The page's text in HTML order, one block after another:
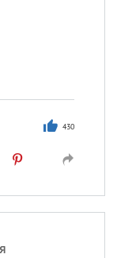
430